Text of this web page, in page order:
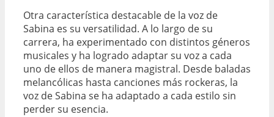
Otra característica destacable de la voz de
Sabina es su versatilidad. A lo largo de su
carrera, ha experimentado con distintos géneros
musicales y ha logrado adaptar su voz a cada
uno de ellos de manera magistral. Desde baladas
melancólicas hasta canciones más rockeras, la
voz de Sabina se ha adaptado a cada estilo sin
perder su esencia.